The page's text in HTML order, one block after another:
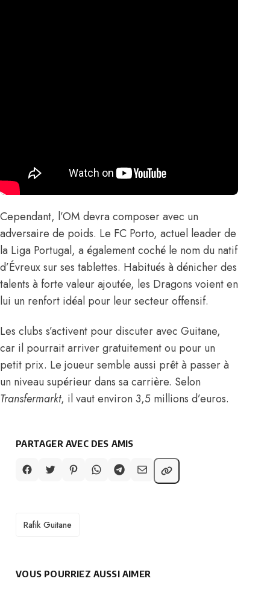
Cependant, l’OM devra composer avec un
adversaire de poids. Le FC Porto, actuel leader de
la Liga Portugal, a également coché le nom du natif
d’Évreux sur ses tablettes. Habitués à dénicher des
talents à forte valeur ajoutée, les Dragons voient en
lui un renfort idéal pour leur secteur offensif.
Les clubs s’activent pour discuter avec Guitane,
car il pourrait arriver gratuitement ou pour un
petit prix. Le joueur semble aussi prêt à passer à
un niveau supérieur dans sa carrière. Selon
Transfermarkt, il vaut environ 3,5 millions d’euros.
PARTAGER AVEC DES AMIS
TAGS
Rafik Guitane
VOUS POURRIEZ AUSSI AIMER